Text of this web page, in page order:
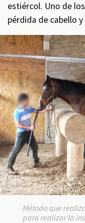
estiércol. Uno de
pérdida de cabello y
Método que
para realizar la